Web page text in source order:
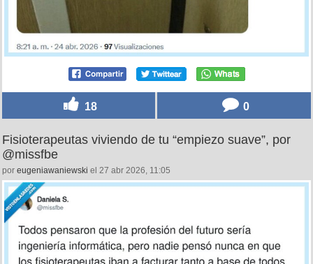
18 0
Fisioterapeutas viviendo de tu “empiezo suave”, por
@missfbe
por eugeniawaniewski el 27 abr 2026, 11:05